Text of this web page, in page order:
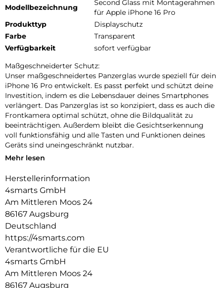
Modellbezeichnung
Second Glass mit Montagerahmen
für Apple iPhone 16 Pro
Produkttyp
Displayschutz
Farbe
Transparent
Verfügbarkeit
sofort verfügbar
Maßgeschneiderter Schutz:
Unser maßgeschneidertes Panzerglas wurde speziell für dein
iPhone 16 Pro entwickelt. Es passt perfekt und schützt deine
Investition, indem es die Lebensdauer deines Smartphones
verlängert. Das Panzerglas ist so konzipiert, dass es auch die
Frontkamera optimal schützt, ohne die Bildqualität zu
beeinträchtigen. Außerdem bleibt die Gesichtserkennung
voll funktionsfähig und alle Tasten und Funktionen deines
Geräts sind uneingeschränkt nutzbar.
Einfache Montage:
einfacher zu montieren wie eine Panzerfolie. Mit dem
mitgelieferten Montagerahmen lässt sich das Schutzglas
exakt positionieren und dank des Reinigungssets staubfrei
anbringen. Und wenn es Zeit ist, das Glas auszutauschen, ist
das genauso einfach. Mit unserem Second Glas erhältst du
einen effektiven und benutzerfreundlichen Schutz für das
Display deines Mobilgeräts.
Kristallklare Qualität:
Smartphone, sondern garantiert auch die uneingeschränkte
Mehr lesen
Herstellerinformation
4smarts GmbH
Am Mittleren Moos 24
86167 Augsburg
Deutschland
https://4smarts.com
Verantwortliche für die EU
4smarts GmbH
Am Mittleren Moos 24
86167 Augsburg